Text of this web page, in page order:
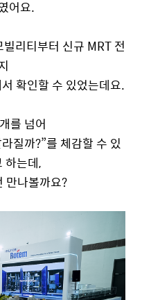
어요.
리티부터 신규 MRT전
확인할 수 있었는데요.
를 넘어
질까?”를 체감할 수 있
하는데,
만나볼까요?